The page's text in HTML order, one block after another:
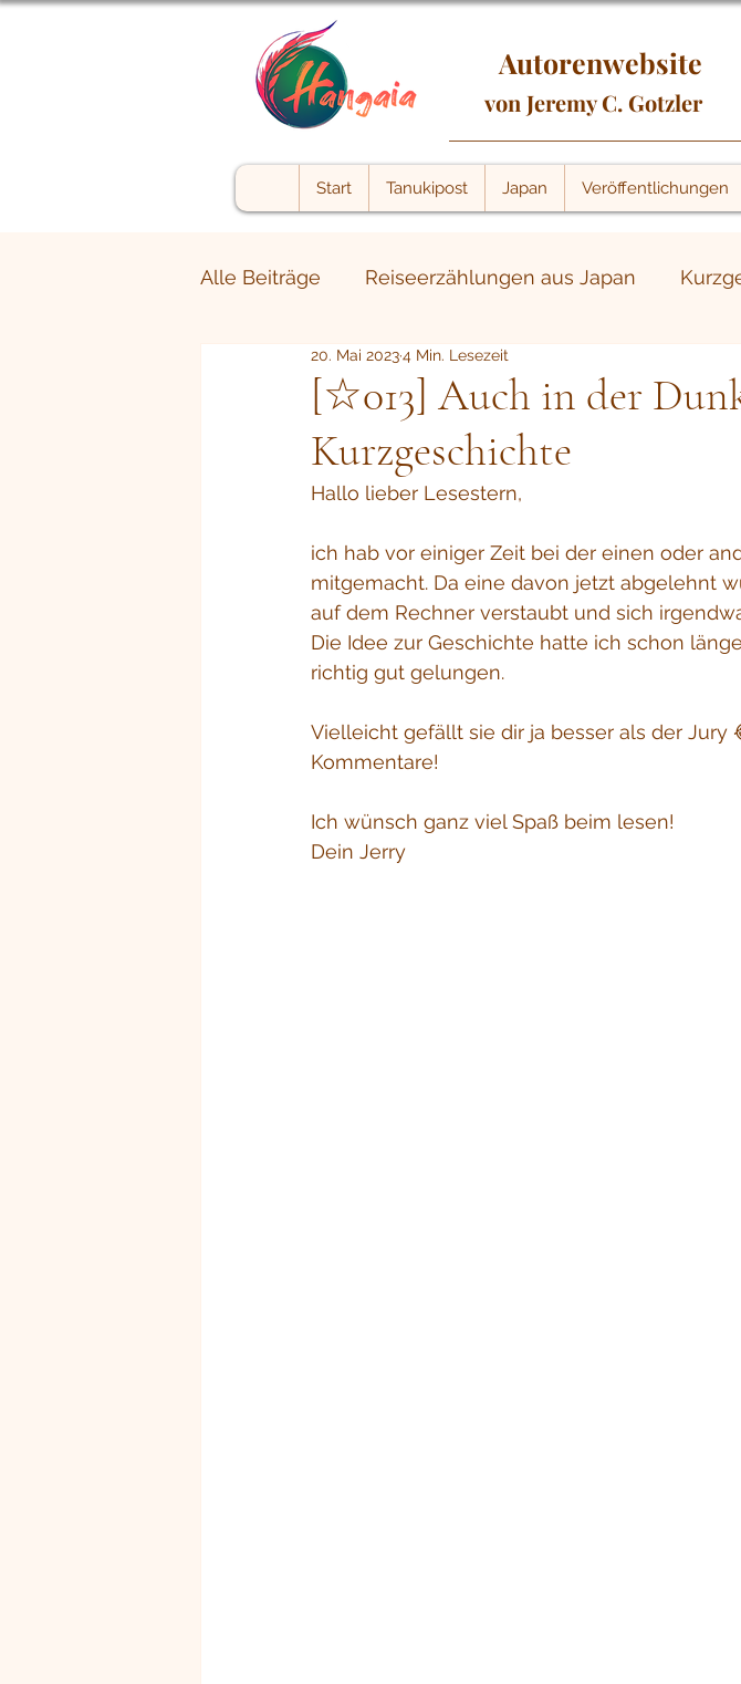
Autorenwebsite
von Jeremy C. Gotzler
Start Tanukipost Japan Veröffentlichungen
Alle Beiträge Reiseerzählungen aus Japan
The shadow within Weitere Beiträge
[☆013] Auch in der
Kurzgeschichte
20. Mai 20234 Min. Lesezeit
Hallo lieber Lesestern,
ich hab vor einiger Zeit bei der einen oder
mitgemacht. Da eine davon jetzt abgelehnt
auf dem Rechner verstaubt und sich
Die Idee zur Geschichte hatte ich schon
richtig gut gelungen.
Vielleicht gefällt sie dir ja besser als der Jury
Kommentare!
Ich wünsch ganz viel Spaß beim lesen!
Dein Jerry